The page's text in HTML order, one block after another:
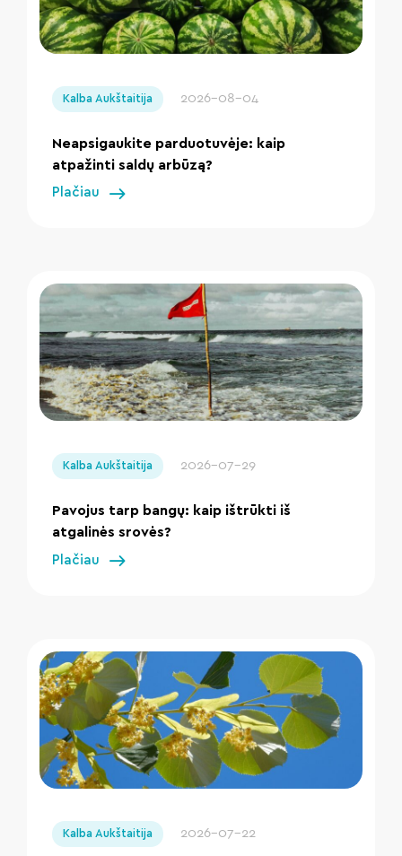
Kalba Aukštaitija 2026-08-04
Neapsigaukite parduotuvėje: kaip
atpažinti saldų arbūzą?
Plačiau
Kalba Aukštaitija 2026-07-29
Pavojus tarp bangų: kaip ištrūkti iš
atgalinės srovės?
Plačiau
Kalba Aukštaitija 2026-07-22